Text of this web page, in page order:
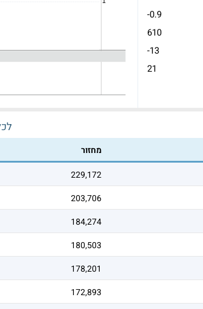
-0.9
610
-13
21
מחזור
229,172
203,706
184,274
180,503
178,201
172,893